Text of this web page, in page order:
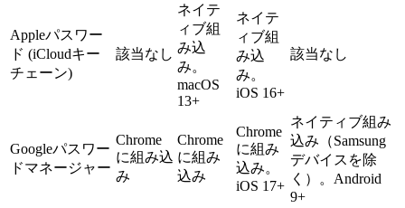
Appleパスワー
ド (iCloudキー
チェーン)
該当なし
ネイテ
ィブ組
み込
み。
macOS
13+
ネイテ
ィブ組
み込
み。
iOS 16+
該当なし
Googleパスワー
ドマネージャー
Chrome
に組み込
み
Chrome
に組み
込み
Chrome
に組み
込み。
iOS 17+
ネイティブ組み
込み（Samsung
デバイスを除
く）。Android
9+